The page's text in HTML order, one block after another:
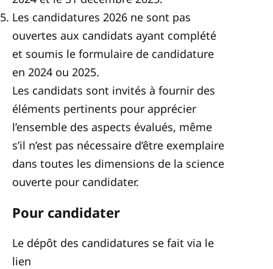
Les candidatures 2026 ne sont pas
ouvertes aux candidats ayant complété
et soumis le formulaire de candidature
en 2024 ou 2025.
Les candidats sont invités à fournir des
éléments pertinents pour apprécier
l’ensemble des aspects évalués, même
s’il n’est pas nécessaire d’être exemplaire
dans toutes les dimensions de la science
ouverte pour candidater.
Pour candidater
Le dépôt des candidatures se fait via le
lien